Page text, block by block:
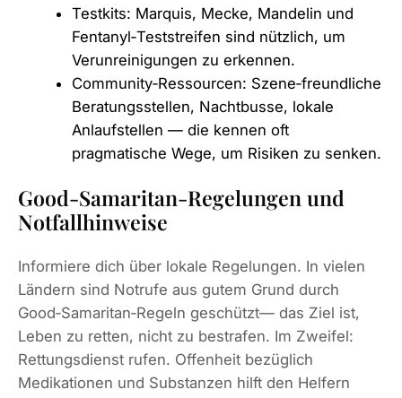
Testkits: Marquis, Mecke, Mandelin und
Fentanyl‑Teststreifen sind nützlich, um
Verunreinigungen zu erkennen.
Community‑Ressourcen: Szene‑freundliche
Beratungsstellen, Nachtbusse, lokale
Anlaufstellen — die kennen oft
pragmatische Wege, um Risiken zu senken.
Good‑Samaritan‑Regelungen und
Notfallhinweise
Informiere dich über lokale Regelungen. In vielen
Ländern sind Notrufe aus gutem Grund durch
Good‑Samaritan‑Regeln geschützt— das Ziel ist,
Leben zu retten, nicht zu bestrafen. Im Zweifel:
Rettungsdienst rufen. Offenheit bezüglich
Medikationen und Substanzen hilft den Helfern